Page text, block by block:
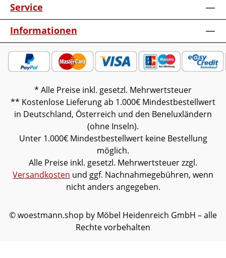
Service
Informationen
* Alle Preise inkl. gesetzl. Mehrwertsteuer
** Kostenlose Lieferung ab 1.000€ Mindestbestellwert
in Deutschland, Österreich und den Beneluxländern
(ohne Inseln).
Unter 1.000€ Mindestbestellwert keine Bestellung
möglich.
Alle Preise inkl. gesetzl. Mehrwertsteuer zzgl.
Versandkosten und ggf. Nachnahmegebühren, wenn
nicht anders angegeben.
© woestmann.shop by Möbel Heidenreich GmbH – alle
Rechte vorbehalten